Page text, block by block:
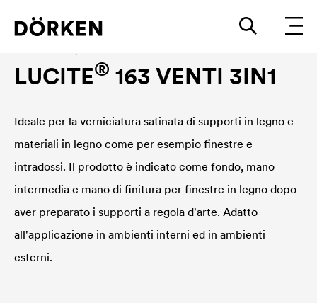
LUCITE® 163 VENTI 3IN1
Ideale per la verniciatura satinata di supporti in legno e
materiali in legno come per esempio finestre e
intradossi. Il prodotto è indicato come fondo, mano
intermedia e mano di finitura per finestre in legno dopo
aver preparato i supporti a regola d'arte. Adatto
all'applicazione in ambienti interni ed in ambienti
esterni.